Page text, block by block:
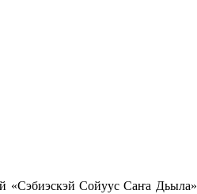
«Сэбиэскэй Сойуус Саҥа Дьыла»